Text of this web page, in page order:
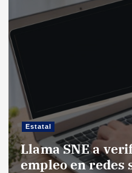
Estatal
Llama SNE a
empleo en redes